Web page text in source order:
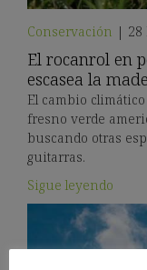
Conservación | 28
El rocanrol en
escasea la
El cambio
fresno verde
buscando otras
guitarras.
Sigue leyendo